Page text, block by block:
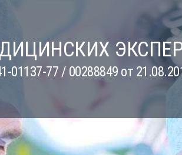
77 / 00288849 от